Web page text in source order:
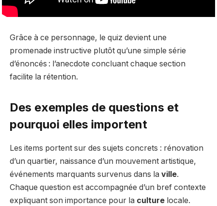
Grâce à ce personnage, le quiz devient une
promenade instructive plutôt qu’une simple série
d’énoncés : l’anecdote concluant chaque section
facilite la rétention.
Des exemples de questions et
pourquoi elles importent
Les items portent sur des sujets concrets : rénovation
d’un quartier, naissance d’un mouvement artistique,
événements marquants survenus dans la ville.
Chaque question est accompagnée d’un bref contexte
expliquant son importance pour la culture locale.